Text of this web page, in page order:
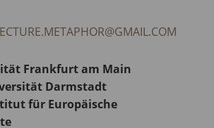
Frankfurt am Main
Darmstadt
für Europäische